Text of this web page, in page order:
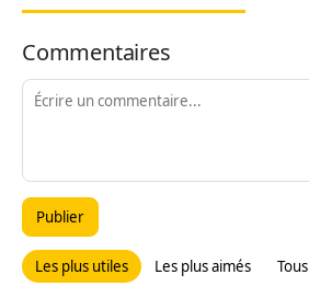
Commentaires
Publier
Les plus utiles Les plus aimés Tous